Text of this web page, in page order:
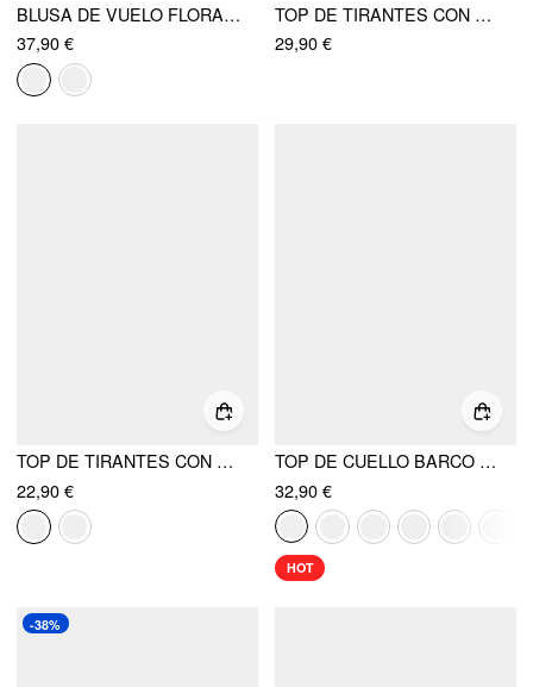
BLUSA DE VUELO FLORAL CON CUELLO EN V
37,90 €
TOP DE TIRANTES CON ESTAMPADO FLORAL Y PEDRERÍA
29,90 €
TOP DE TIRANTES CON NUDO Y CUELLO HALTER DE VISCOSA CON DETALLE METÁLICO
22,90 €
TOP DE CUELLO BARCO CON ENCAJE TRANSPARENTE
32,90 €
HOT
-38%